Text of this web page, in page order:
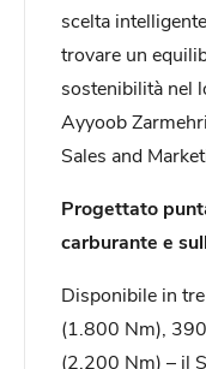
scelta
trovare un
sostenibilità nel
Ayyoob
Sales and
Progettato
carburante e
Disponibile in
(1.800 Nm),
(2.200 Nm) – il